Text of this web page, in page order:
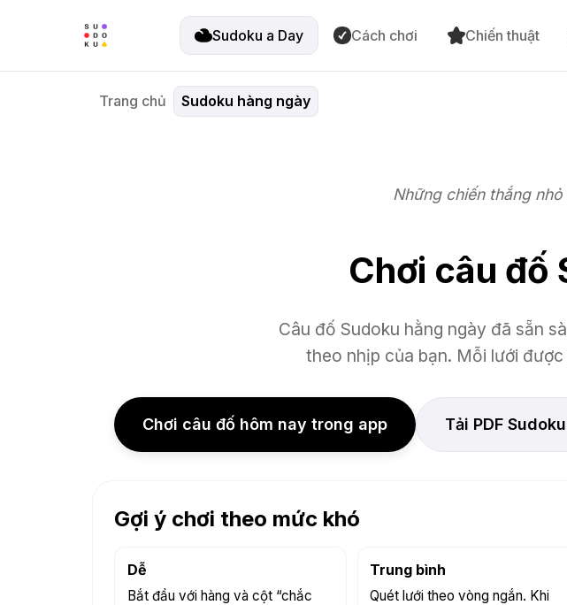
Sudoku a Day Cách chơi Chiến thuật
Trang chủ Sudoku hàng ngày
Những chiến thắng
Chơi câu đố
Câu đố Sudoku hằng ngày đã sẵn
theo nhịp của bạn. Mỗi lưới
Chơi câu đố hôm nay trong app Tải PDF
Gợi ý chơi theo mức khó
Dễ
Bắt đầu với hàng và cột “chắc
Trung bình
Quét lưới theo vòng ngắn. Khi